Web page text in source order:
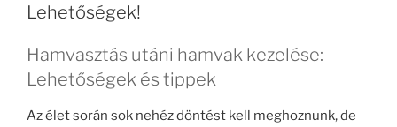
Lehetőségek!
Hamvasztás utáni hamvak kezelése:
Lehetőségek és tippek
Az élet során sok nehéz döntést kell meghoznunk, de